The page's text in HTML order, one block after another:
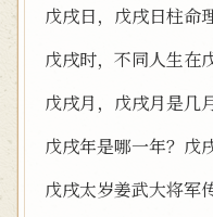
戊戌日，戊戌日柱命
戊戌时，不同人生在
戊戌月，戊戌月是几
戊戌年是哪一年？戊
戊戌太岁姜武大将军